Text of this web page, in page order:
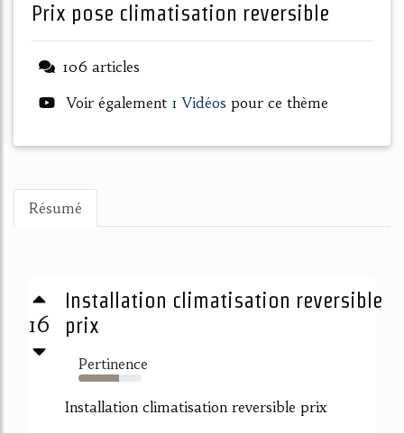
prix pose climatisation reversible
106 articles
Voir également 1 Vidéos pour ce thème
Résumé
16
Installation climatisation reversible
prix
Pertinence
64%
Installation climatisation reversible prix